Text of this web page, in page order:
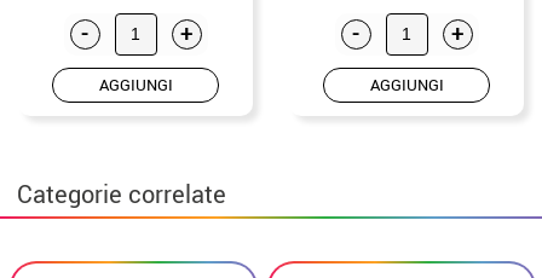
- +
AGGIUNGI
- +
AGGIUNGI
Categorie correlate